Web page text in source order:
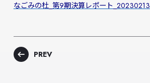
なごみの杜_第9期決算レポート_20230213
PREV